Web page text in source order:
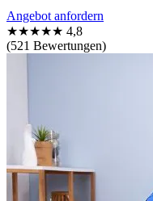
Angebot anfordern
★★★★★ 4,8
(521 Bewertungen)